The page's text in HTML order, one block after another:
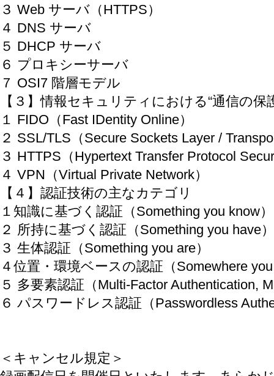
３ Web サーバ（HTTPS）
４ DNS サーバ
５ DHCP サーバ
６ プロキシーサーバ
７ OSI7 階層モデル
【３】情報セキュリティにおける“通信の保
１ FIDO（Fast IDentity Online）
２ SSL/TLS（Secure Sockets Layer /
３ HTTPS（Hypertext Transfer Protocol
４ VPN（Virtual Private Network）
【４】認証技術の主なカテゴリ
１知識に基づく認証（Something you know）
２ 所持に基づく認証（Something you have）
３ 生体認証（Something you are）
４位置・環境ベースの認証（Somewhere
５ 多要素認証（Multi-Factor Authentication,
６ パスワードレス認証（Passwordless
＜キャンセル規定＞